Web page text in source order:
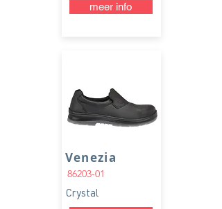
meer info
Venezia
86203-01
Crystal